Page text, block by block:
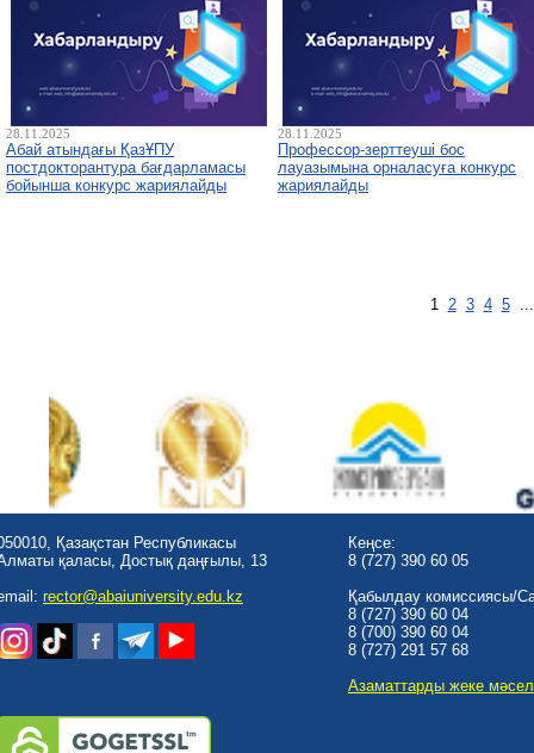
28.11.2025
Абай атындағы ҚазҰПУ
постдокторантура бағдарламасы
бойынша конкурс жариялайды
28.11.2025
Профессор-зерттеуші бос
лауазымына орналасуға конкурс
жариялайды
1 2 3 4 5
Қазақстан Республикасы
қаласы, Достық даңғылы, 13
rector@abaiuniversity.edu.kz
Кеңсе:
8 (727) 390 60 05
Қабылдау комиссиясы/
8 (727) 390 60 04
8 (700) 390 60 04
8 (727) 291 57 68
Азаматтарды жеке